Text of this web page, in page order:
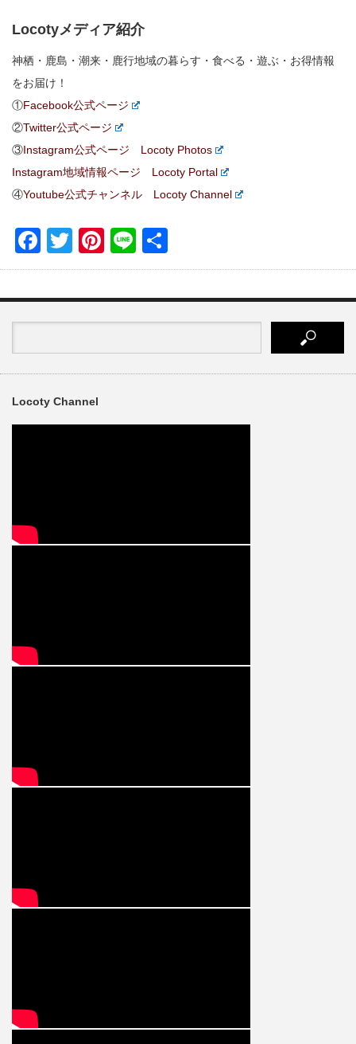
Locotyメディア紹介
神栖・鹿島・潮来・鹿行地域の暮らす・食べる・遊ぶ・お得情報
をお届け！
①Facebook公式ページ
②Twitter公式ページ
③Instagram公式ページ Locoty Photos
Instagram地域情報ページ Locoty Portal
④Youtube公式チャンネル Locoty Channel
Facebook
TwitterPinterest
Line
有
Locoty Channel